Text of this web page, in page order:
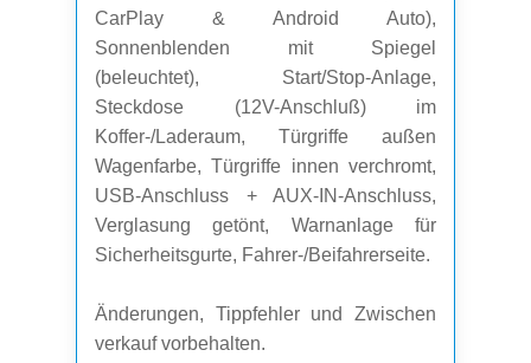
CarPlay & Android Auto),
Sonnenblenden mit Spiegel
(beleuchtet), Start/Stop-Anlage,
Steckdose (12V-Anschluß) im
Koffer-/Laderaum, Türgriffe außen
Wagenfarbe, Türgriffe innen verchromt,
USB-Anschluss + AUX-IN-Anschluss,
Verglasung getönt, Warnanlage für
Sicherheitsgurte, Fahrer-/Beifahrerseite.
Änderungen, Tippfehler und Zwischen
verkauf vorbehalten.